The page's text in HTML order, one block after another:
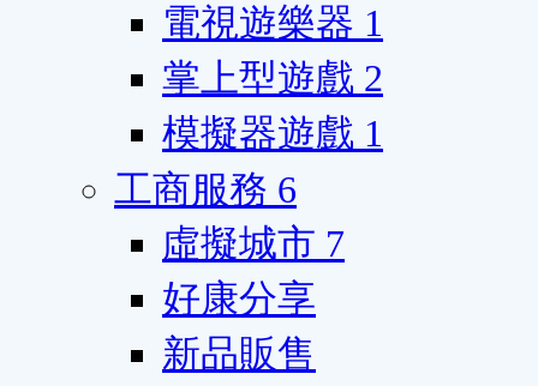
電視遊樂器 1
掌上型遊戲 2
模擬器遊戲 1
工商服務 6
虛擬城市 7
好康分享
新品販售